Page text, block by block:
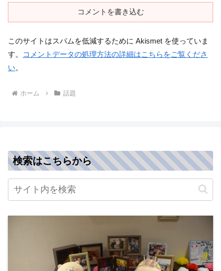
コメントを書き込む
このサイトはスパムを低減するために Akismet を使っていま
す。
コメントデータの処理方法の詳細はこちらをご覧くださ
い。
ホーム 話題
検索はこちらから